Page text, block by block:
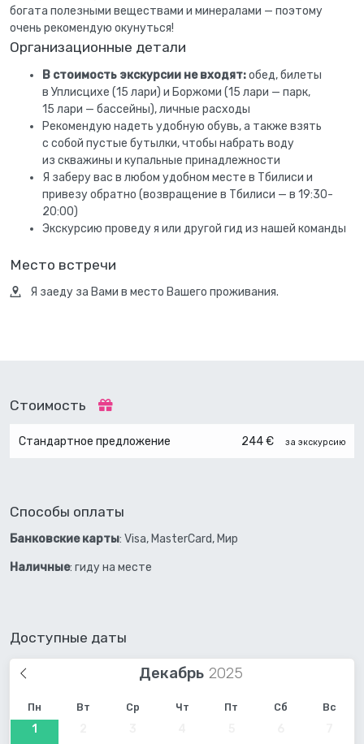
богата полезными веществами и минералами — поэтому
очень рекомендую окунуться!
Организационные детали
В стоимость экскурсии не входят:обед, билеты
в Уплисцихе (15 лари) и Боржоми (15 лари — парк,
15 лари — бассейны), личные расходы
Рекомендую надеть удобную обувь, а также взять
с собой пустые бутылки, чтобы набрать воду
из скважины и купальные принадлежности
Я заберу вас в любом удобном месте в Тбилиси и
привезу обратно (возвращение в Тбилиси — в 19:30-
20:00)
Экскурсию проведу я или другой гид из нашей команды
Место встречи
Я заеду за Вами в место Вашего проживания.
Стоимость
Стандартное предложение 244 € за экскурсию
Способы оплаты
Банковские карты: Visa, MasterCard, Мир
Наличные: гиду на месте
Доступные даты
Декабрь
Пн Вт Ср Чт Пт Сб Вс
1